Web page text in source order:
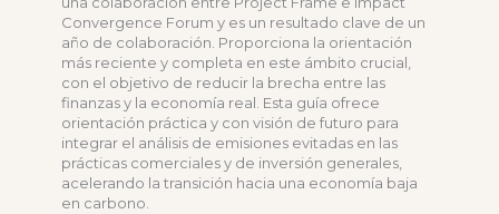
Convergence Forum y es un resultado clave de un
año de colaboración. Proporciona la orientación
más reciente y completa en este ámbito crucial,
con el objetivo de reducir la brecha entre las
finanzas y la economía real. Esta guía ofrece
orientación práctica y con visión de futuro para
integrar el análisis de emisiones evitadas en las
prácticas comerciales y de inversión generales,
acelerando la transición hacia una economía baja
en carbono.